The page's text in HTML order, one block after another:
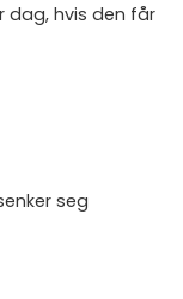
dag, hvis den får
seg